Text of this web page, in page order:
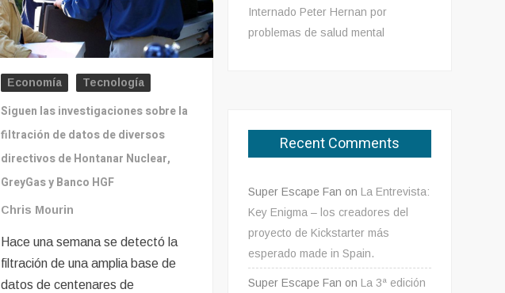
Economía Tecnología
Siguen las investigaciones sobre la
filtración de datos de diversos
directivos de Hontanar Nuclear,
GreyGas y Banco HGF
Chris Mourin
Hace una semana se detectó la
filtración de una amplia base de
datos de centenares de
Internado Peter Hernan por
problemas de salud mental
Recent Comments
Super Escape Fan onLa Entrevista:
Key Enigma – los creadores del
proyecto de Kickstarter más
esperado made in Spain.
Super Escape Fan onLa 3ª edición